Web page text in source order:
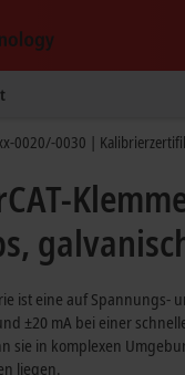
0020/-0030 |
ist eine auf Spannungs-
±20 mA bei einer
sie in komplexen
liegen.